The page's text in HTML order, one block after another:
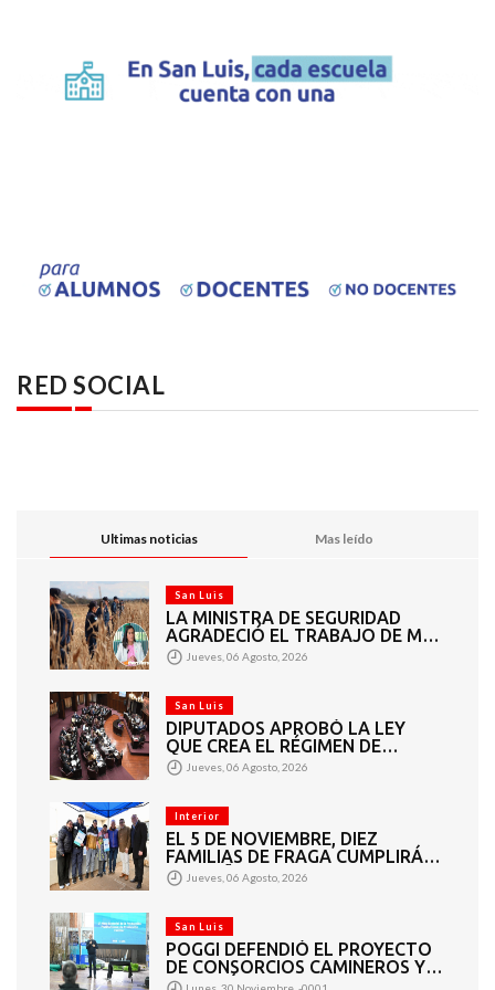
RED SOCIAL
Ultimas noticias Mas leído
San Luis
LA MINISTRA DE SEGURIDAD
AGRADECIÓ EL TRABAJO DE MÁS
DE 200 EFECTIVOS QUE
PARTICIPARON EN LA BÚSQUEDA
Jueves, 06 Agosto, 2026
San Luis
DIPUTADOS APROBÓ LA LEY
QUE CREA EL RÉGIMEN DE
CONSORCIOS PARA GESTIONAR
EL MANTENIMIENTO 4460
RURALES
Jueves, 06 Agosto, 2026
Interior
EL 5 DE NOVIEMBRE, DIEZ
FAMILIAS DE FRAGA CUMPLIRÁN
EL SUEÑO DE LA CASA PROPIA
Jueves, 06 Agosto, 2026
San Luis
POGGI DEFENDIÓ EL PROYECTO
DE CONSORCIOS CAMINEROS Y
APUNTÓ A LOS DIPUTADOS QUE
Lunes, 30 Noviembre, -0001